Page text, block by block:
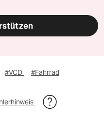
#VCD #Fahrrad